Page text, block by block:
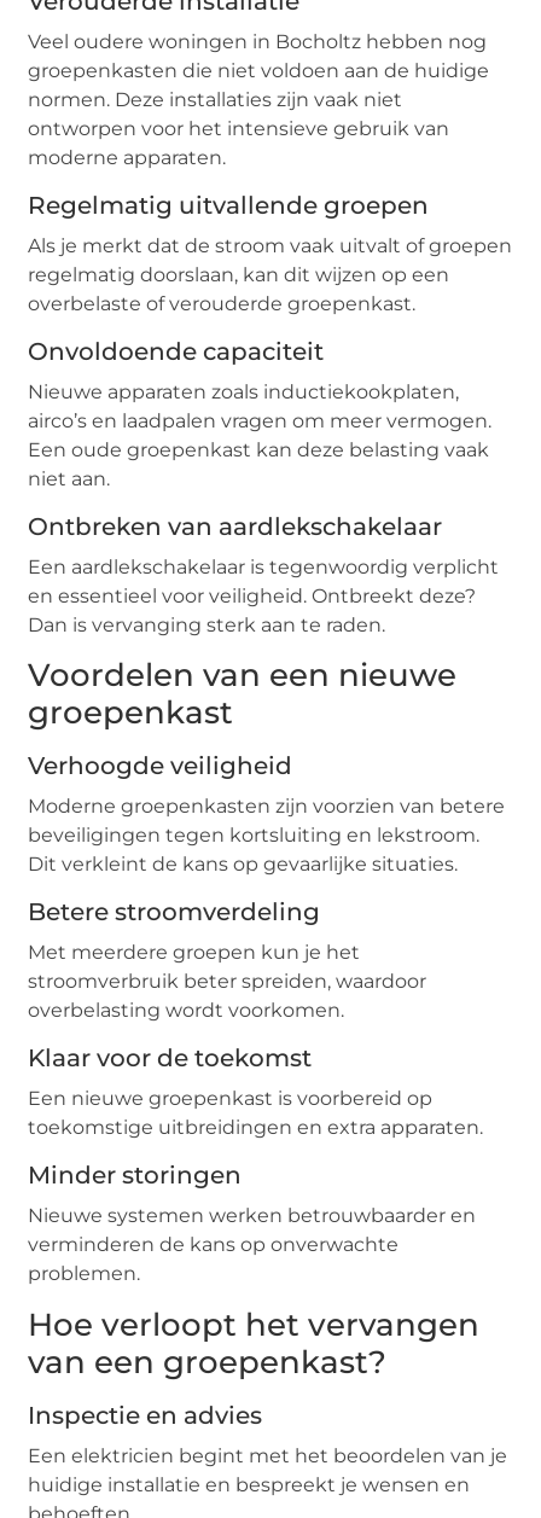
Veel oudere woningen in Bocholtz hebben nog
groepenkasten die niet voldoen aan de huidige
normen. Deze installaties zijn vaak niet
ontworpen voor het intensieve gebruik van
moderne apparaten.
Regelmatig uitvallende groepen
Als je merkt dat de stroom vaak uitvalt of groepen
regelmatig doorslaan, kan dit wijzen op een
overbelaste of verouderde groepenkast.
Onvoldoende capaciteit
Nieuwe apparaten zoals inductiekookplaten,
airco’s en laadpalen vragen om meer vermogen.
Een oude groepenkast kan deze belasting vaak
niet aan.
Ontbreken van aardlekschakelaar
Een aardlekschakelaar is tegenwoordig verplicht
en essentieel voor veiligheid. Ontbreekt deze?
Dan is vervanging sterk aan te raden.
Voordelen van een nieuwe
groepenkast
Verhoogde veiligheid
Moderne groepenkasten zijn voorzien van betere
beveiligingen tegen kortsluiting en lekstroom.
Dit verkleint de kans op gevaarlijke situaties.
Betere stroomverdeling
Met meerdere groepen kun je het
stroomverbruik beter spreiden, waardoor
overbelasting wordt voorkomen.
Klaar voor de toekomst
Een nieuwe groepenkast is voorbereid op
toekomstige uitbreidingen en extra apparaten.
Minder storingen
Nieuwe systemen werken betrouwbaarder en
verminderen de kans op onverwachte
problemen.
Hoe verloopt het vervangen
van een groepenkast?
Inspectie en advies
Een elektricien begint met het beoordelen van je
huidige installatie en bespreekt je wensen en
behoeften.